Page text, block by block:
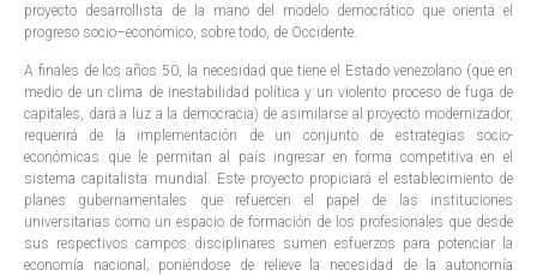
proyecto desarrollista de la mano del modelo democrático que orienta el
progreso socio–económico, sobre todo, de Occidente.
A finales de los años 50, la necesidad que tiene el Estado venezolano (que en
medio de un clima de inestabilidad política y un violento proceso de fuga de
capitales, dará a luz a la democracia) de asimilarse al proyecto modernizador,
requerirá de la implementación de un conjunto de estrategias socio-
económicas que le permitan al país ingresar en forma competitiva en el
sistema capitalista mundial. Este proyecto propiciará el establecimiento de
planes gubernamentales que refuercen el papel de las instituciones
universitarias como un espacio de formación de los profesionales que desde
sus respectivos campos disciplinares sumen esfuerzos para potenciar la
economía nacional; poniéndose de relieve la necesidad de la autonomía